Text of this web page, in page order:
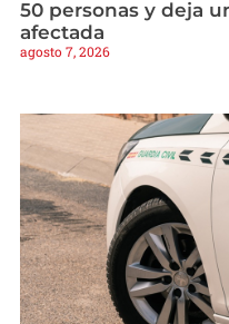
50 personas y deja
afectada
agosto 7, 2026